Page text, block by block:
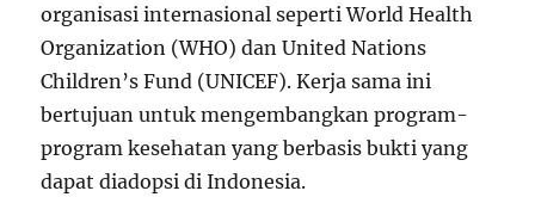
organisasi internasional seperti World Health
Organization (WHO) dan United Nations
Children’s Fund (UNICEF). Kerja sama ini
bertujuan untuk mengembangkan program-
program kesehatan yang berbasis bukti yang
dapat diadopsi di Indonesia.